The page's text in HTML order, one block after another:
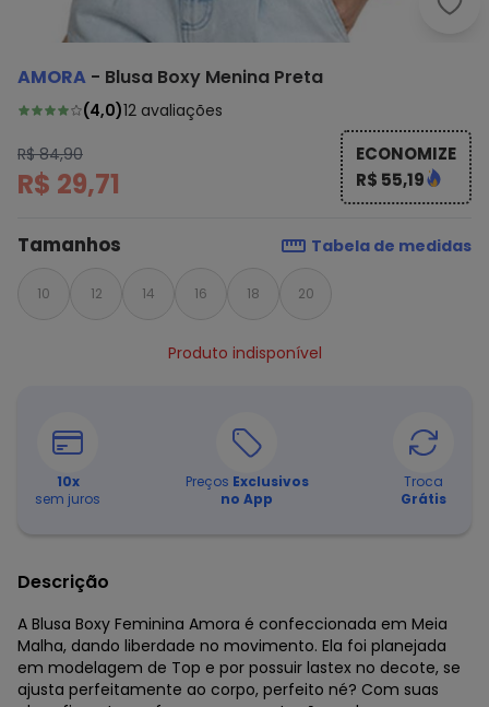
AMORA - Blusa Boxy Menina Preta
(4,0)12 avaliações
R$ 84,90
R$ 29,71
ECONOMIZE
R$ 55,19
Tamanhos Tabela de medidas
10 12 14 16 18 20
Produto indisponível
10x
sem juros
Preços Exclusivos
no App
Troca
Grátis
Descrição
A Blusa Boxy Feminina Amora é confeccionada em Meia
Malha, dando liberdade no movimento. Ela foi planejada
em modelagem de Top e por possuir lastex no decote, se
ajusta perfeitamente ao corpo, perfeito né? Com suas